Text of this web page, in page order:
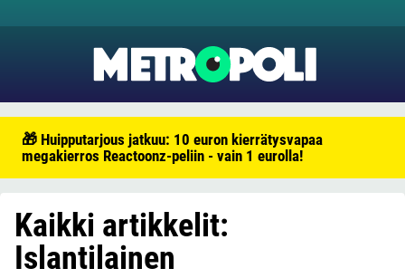
🎁 Huipputarjous jatkuu: 10 euron kierrätysvapaa
megakierros Reactoonz-peliin - vain 1 eurolla!
Kaikki artikkelit:
Islantilainen